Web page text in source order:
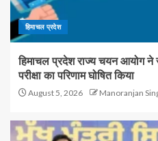
हिमाचल प्रदेश
हिमाचल प्रदेश राज्य चयन आयोग ने
परीक्षा का परिणाम घोषित किया
August 5, 2026 Manoranjan